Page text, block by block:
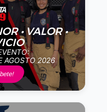
• VALOR •
AGOSTO 2026